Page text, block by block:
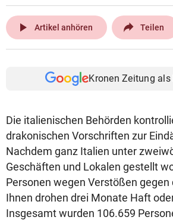
play_arrow Artikel anhören Teilen
Kronen Zeitung
Die italienischen Behörden
drakonischen Vorschriften zur
Nachdem ganz Italien unter
Geschäften und Lokalen gestellt
Personen wegen Verstößen
Ihnen drohen drei Monate Haft
Insgesamt wurden 106.659